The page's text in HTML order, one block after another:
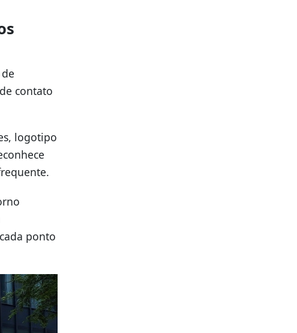
contato
logotipo
ponto